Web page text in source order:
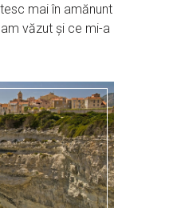
mai în amănunt
văzut și ce mi-a